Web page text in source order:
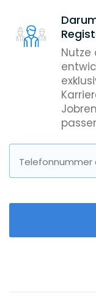
Telefonnummer